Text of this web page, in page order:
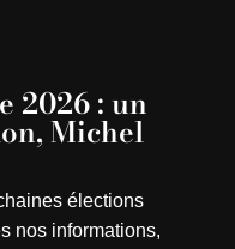
2026 : un
Michel
élections
nos informations,